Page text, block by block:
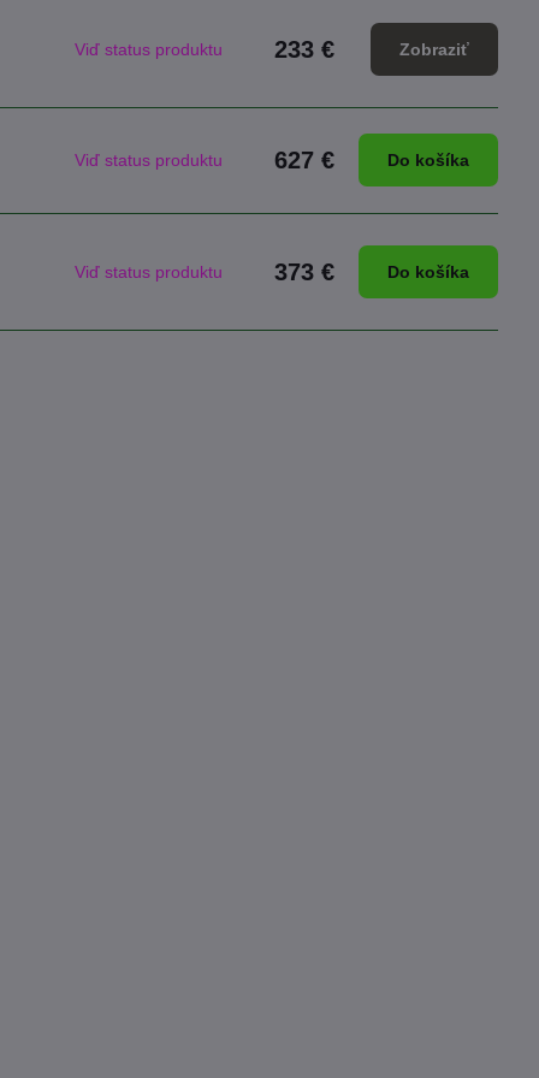
Viď status produktu 233 € Zobraziť
Viď status produktu 627 € Do košíka
Viď status produktu 373 € Do košíka